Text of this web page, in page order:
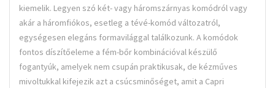
kiemelik. Legyen szó két- vagy háromszárnyas komódról vagy
akár a háromfiókos, esetleg a tévé-komód változatról,
egységesen elegáns formavilággal találkozunk. A komódok
fontos díszítőeleme a fém-bőr kombinációval készülő
fogantyúk, amelyek nem csupán praktikusak, de kézműves
mivoltukkal kifejezik azt a csúcsminőséget, amit a Capri